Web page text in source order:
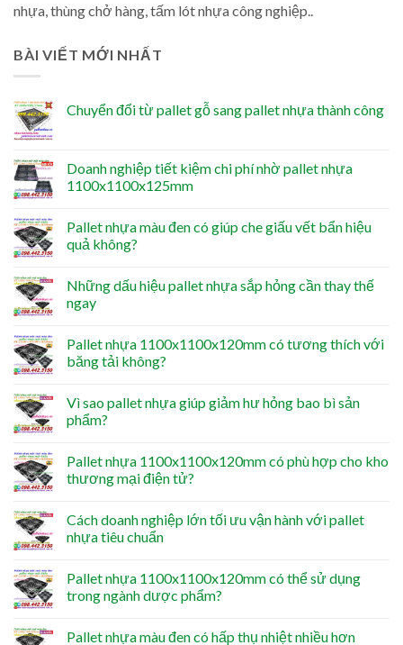
nhựa, thùng chở hàng, tấm lót nhựa công nghiệp..
BÀI VIẾT MỚI NHẤT
Chuyển đổi từ pallet gỗ sang pallet nhựa thành công
Doanh nghiệp tiết kiệm chi phí nhờ pallet nhựa
1100x1100x125mm
Pallet nhựa màu đen có giúp che giấu vết bẩn hiệu
quả không?
Những dấu hiệu pallet nhựa sắp hỏng cần thay thế
ngay
Pallet nhựa 1100x1100x120mm có tương thích với
băng tải không?
Vì sao pallet nhựa giúp giảm hư hỏng bao bì sản
phẩm?
Pallet nhựa 1100x1100x120mm có phù hợp cho kho
thương mại điện tử?
Cách doanh nghiệp lớn tối ưu vận hành với pallet
nhựa tiêu chuẩn
Pallet nhựa 1100x1100x120mm có thể sử dụng
trong ngành dược phẩm?
Pallet nhựa màu đen có hấp thụ nhiệt nhiều hơn